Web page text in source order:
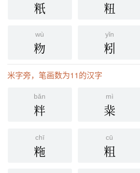
䉻 粈
wù
粅
yǐn
粌
米字旁，笔画数为11的汉字
bǎn
䉽
mì
䉾
chī
粚
cū
粗